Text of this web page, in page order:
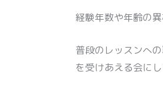
経験年数や年齢の
普段のレッスンへ
を受けあえる会にし